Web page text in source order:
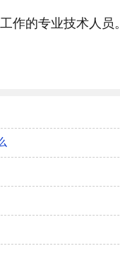
作的专业技术人